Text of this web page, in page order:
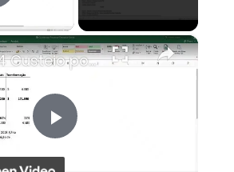
Video
×
Play
Mod 4 Custeio por Processo Exemplos Extras Parte 3